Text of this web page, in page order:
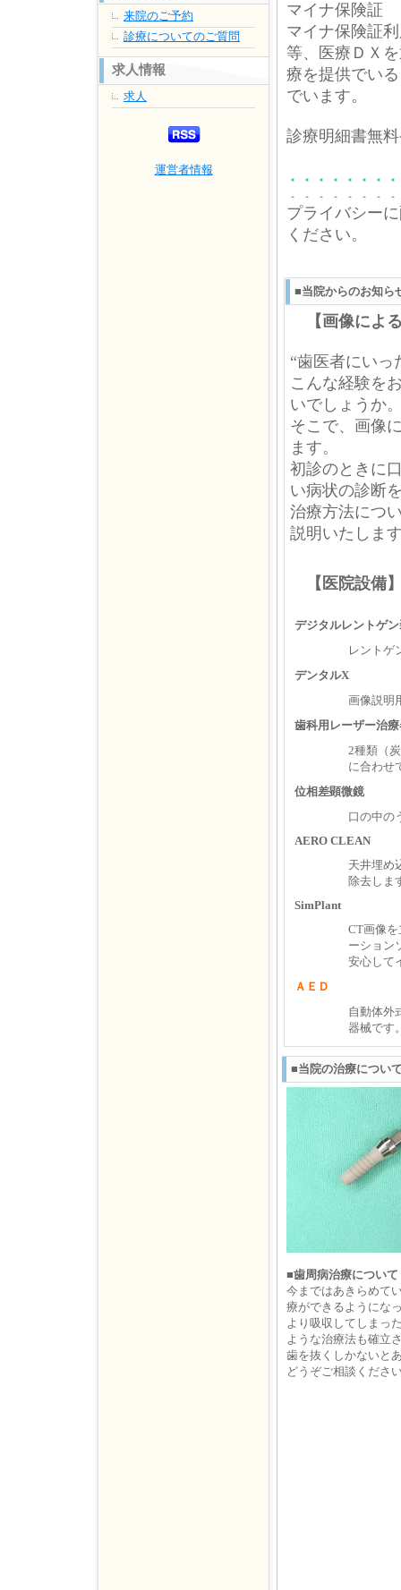
来院のご予約
診療についてのご質問
求人情報
求人
運営者情報
マイナ保険証
マイナ保険証
等、医療ＤＸ
療を提供でい
でいます。
診療明細書無
プライバシー
ください。
■当院からのお知ら
【画像によ
“歯医者にい
こんな経験を
いでしょうか
そこで、画像
ます。
初診のときに
い病状の診断
治療方法につ
説明いたしま
【医院設備
デジタルレントゲ
レントゲ
デンタルX
画像説明
歯科用レーザー治
2種類（
に合わせ
位相差顕微鏡
口の中の
AERO CLEAN
天井埋め
除去しま
SimPlant
CT画像
ーション
安心して
ＡＥＤ
自動体外
器械です
■当院の治療につい
■歯周病治療について
今まではあきらめて
療ができるようにな
より吸収してしまっ
ような治療法も確立
歯を抜くしかないと
どうぞご相談くださ